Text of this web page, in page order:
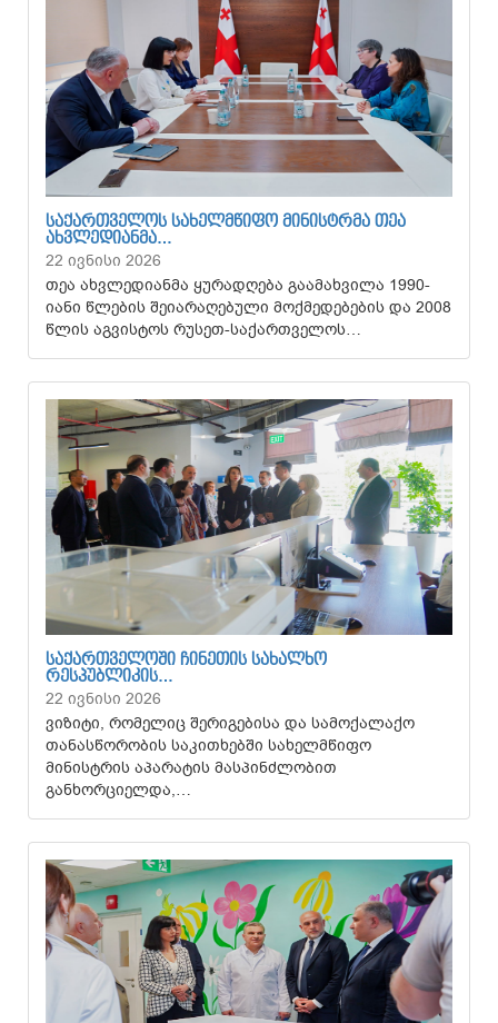
ᲡᲐᲥᲐᲠᲗᲕᲔᲚᲝᲡ ᲡᲐᲮᲔᲚᲛᲬᲘᲤᲝ ᲛᲘᲜᲘᲡᲢᲠᲛᲐ ᲗᲔᲐ
ᲐᲮᲕᲚᲔᲓᲘᲐᲜᲛᲐ…
22 ივნისი 2026
თეა ახვლედიანმა ყურადღება გაამახვილა 1990-
იანი წლების შეიარაღებული მოქმედებების და 2008
წლის აგვისტოს რუსეთ-საქართველოს…
ᲡᲐᲥᲐᲠᲗᲕᲔᲚᲝᲨᲘ ᲩᲘᲜᲔᲗᲘᲡ ᲡᲐᲮᲐᲚᲮᲝ
ᲠᲔᲡᲞᲣᲑᲚᲘᲙᲘᲡ…
22 ივნისი 2026
ვიზიტი, რომელიც შერიგებისა და სამოქალაქო
თანასწორობის საკითხებში სახელმწიფო
მინისტრის აპარატის მასპინძლობით
განხორციელდა,…